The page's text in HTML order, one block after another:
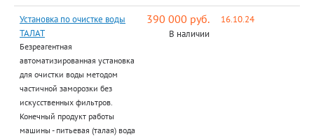
Установка по очистке воды
ТАЛАТ
Безреагентная
автоматизированная установка
для очистки воды методом
частичной заморозки без
искусственных фильтров.
Конечный продукт работы
машины - питьевая (талая) вода
390 000 руб.
В наличии
16.10.24